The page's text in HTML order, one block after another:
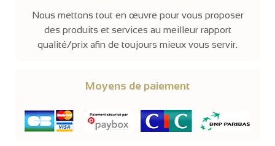
Nous mettons tout en œuvre pour vous proposer
des produits et services au meilleur rapport
qualité/prix afin de toujours mieux vous servir.
Moyens de paiement